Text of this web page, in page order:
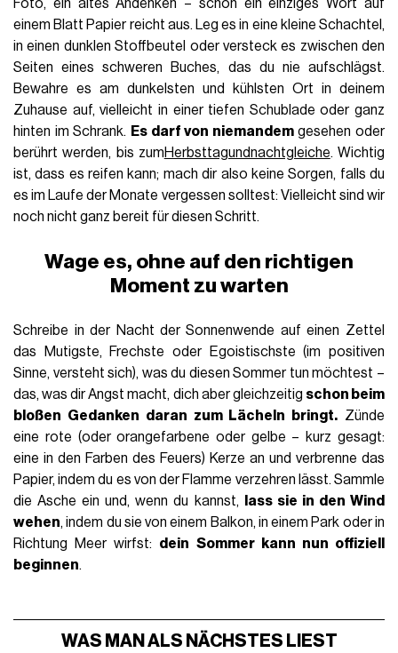
Foto, ein altes Andenken – schon ein einziges Wort auf
einem Blatt Papier reicht aus. Leg es in eine kleine Schachtel,
in einen dunklen Stoffbeutel oder versteck es zwischen den
Seiten eines schweren Buches, das du nie aufschlägst.
Bewahre es am dunkelsten und kühlsten Ort in deinem
Zuhause auf, vielleicht in einer tiefen Schublade oder ganz
hinten im Schrank. Es darf von niemandemgesehen oder
berührt werden, bis zumHerbsttagundnachtgleiche. Wichtig
ist, dass es reifen kann; mach dir also keine Sorgen, falls du
es im Laufe der Monate vergessen solltest: Vielleicht sind wir
noch nicht ganz bereit für diesen Schritt.
Wage es, ohne auf den richtigen
Moment zu warten
Schreibe in der Nacht der Sonnenwende auf einen Zettel
das Mutigste, Frechste oder Egoistischste (im positiven
Sinne, versteht sich), was du diesen Sommer tun möchtest –
das, was dir Angst macht, dich aber gleichzeitig schon beim
bloßen Gedanken daran zum Lächeln bringt. Zünde
eine rote (oder orangefarbene oder gelbe – kurz gesagt:
eine in den Farben des Feuers) Kerze an und verbrenne das
Papier, indem du es von der Flamme verzehren lässt. Sammle
die Asche ein und, wenn du kannst,
lass sie in den Wind
wehen, indem du sie von einem Balkon, in einem Park oder in
Richtung Meer wirfst: dein Sommer kann nun offiziell
beginnen.
WAS MAN ALS NÄCHSTES LIEST